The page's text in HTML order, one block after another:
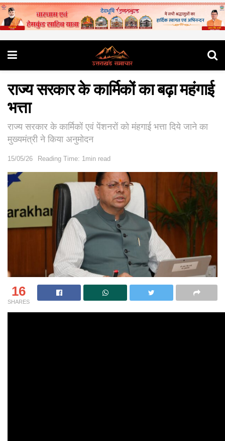
राज्य सरकार के कार्मिकों का बढ़ा महंगाई
भत्ता
राज्य सरकार के कार्मिकों एवं पेंशनरों को मंहगाई भत्ता दिये जाने का
मुख्यमंत्री ने किया अनुमोदन
15/05/26 Reading Time: 1min read
16
SHARES